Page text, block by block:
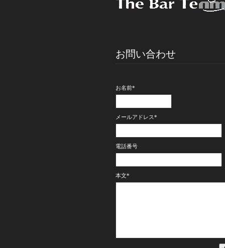
お問い合わせ
お名前*
メールアドレス*
電話番号
本文*